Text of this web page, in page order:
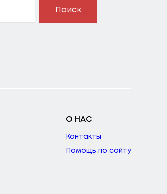
Поиск
О НАС
Контакты
Помощь по сайту